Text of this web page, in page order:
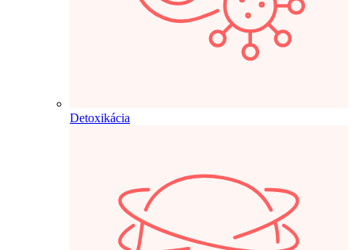
Detoxikácia